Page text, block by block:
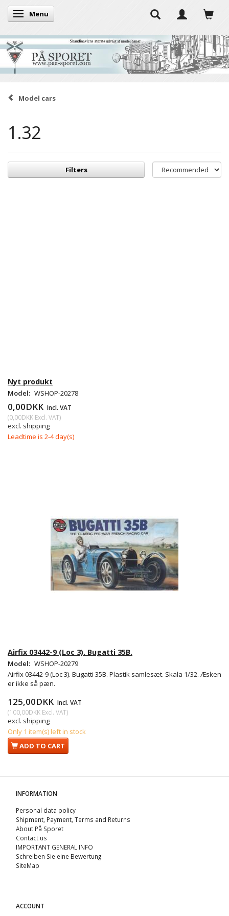
Toggle navigation
Menu
Model cars
1.32
Filters
Nyt produkt
Model: WSHOP-20278
0,00DKK Incl. VAT
(0,00DKK Excl. VAT)
excl. shipping
Leadtime is 2-4 day(s)
Airfix 03442-9 (Loc 3). Bugatti 35B.
Model: WSHOP-20279
Airfix 03442-9 (Loc 3). Bugatti 35B. Plastik samlesæt. Skala 1/32. Æsken
er ikke så pæn.
125,00DKK Incl. VAT
(100,00DKK Excl. VAT)
excl. shipping
Only 1 item(s) left in stock
ADD TO CART
INFORMATION
Personal data policy
Shipment, Payment, Terms and Returns
About På Sporet
Contact us
IMPORTANT GENERAL INFO
Schreiben Sie eine Bewertung
SiteMap
ACCOUNT